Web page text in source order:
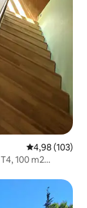
Средна
4,98 (103)
100 m2